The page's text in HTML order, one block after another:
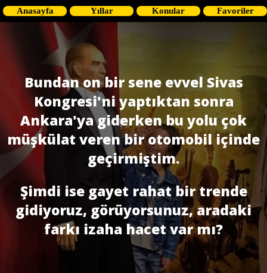
Anasayfa Yıllar Konular Favoriler
Bundan on bir sene evvel Sivas
Kongresi'ni yaptıktan sonra
Ankara'ya giderken bu yolu çok
müşkülat veren bir otomobil içinde
geçirmiştim.
Şimdi ise gayet rahat bir trende
gidiyoruz, görüyorsunuz, aradaki
farkı izaha hacet var mı?